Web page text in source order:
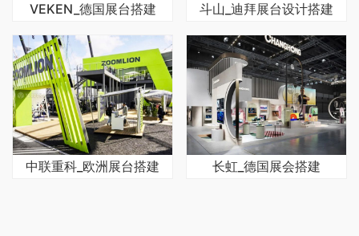
VEKEN_德国展台搭建 斗山_迪拜展台设计搭建
中联重科_欧洲展台搭建 长虹_德国展会搭建